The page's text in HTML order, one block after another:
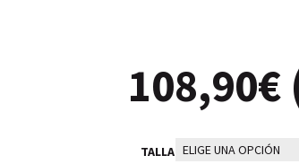
108,90€
TALLA